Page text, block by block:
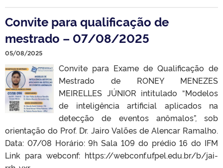
Convite para qualificação de
mestrado – 07/08/2025
05/08/2025
Convite para Exame de Qualificação de
Mestrado de RONEY MENEZES
MEIRELLES JÚNIOR intitulado “Modelos
de inteligência artificial aplicados na
detecção de eventos anômalos”, sob
orientação do Prof. Dr. Jairo Valões de Alencar Ramalho.
Data: 07/08 Horário: 9h Sala 109 do prédio 16 do IFM
Link para webconf: https://webconf.ufpel.edu.br/b/jai-